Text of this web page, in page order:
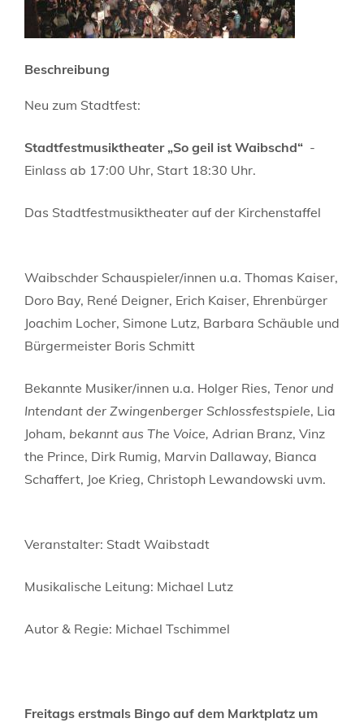
Beschreibung
Neu zum Stadtfest:
Stadtfestmusiktheater „So geil ist Waibschd“ -
Einlass ab 17:00 Uhr, Start 18:30 Uhr.
Das Stadtfestmusiktheater auf der Kirchenstaffel
Waibschder Schauspieler/innen u.a. Thomas Kaiser,
Doro Bay, René Deigner, Erich Kaiser, Ehrenbürger
Joachim Locher, Simone Lutz, Barbara Schäuble und
Bürgermeister Boris Schmitt
Bekannte Musiker/innen u.a. Holger Ries, Tenor und
Intendant der Zwingenberger Schlossfestspiele, Lia
Joham, bekannt aus The Voice, Adrian Branz, Vinz
the Prince, Dirk Rumig, Marvin Dallaway, Bianca
Schaffert, Joe Krieg, Christoph Lewandowski uvm.
Veranstalter: Stadt Waibstadt
Musikalische Leitung: Michael Lutz
Autor & Regie: Michael Tschimmel
Freitags erstmals Bingo auf dem Marktplatz um